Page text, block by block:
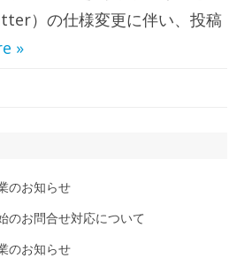
う
投
）の仕様変更に伴い、投稿
»
のお知らせ
のお問合せ対応について
のお知らせ